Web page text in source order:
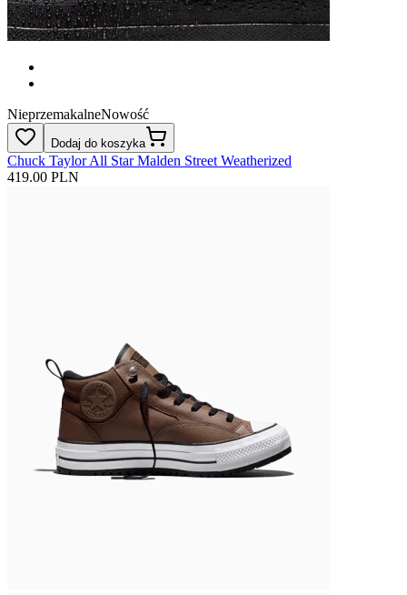
NieprzemakalneNowość
Dodaj do koszyka
Chuck Taylor All Star Malden Street Weatherized
419.00 PLN